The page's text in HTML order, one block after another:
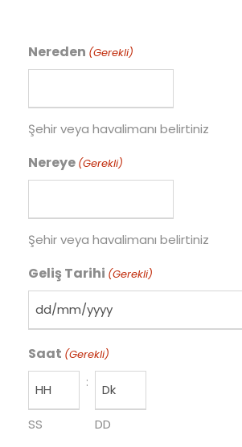
Nereden (Gerekli)
Şehir veya havalimanı belirtiniz
Nereye (Gerekli)
Şehir veya havalimanı belirtiniz
Geliş Tarihi (Gerekli)
e
ğ
k
ç
Saat (Gerekli)
SS
:
DD